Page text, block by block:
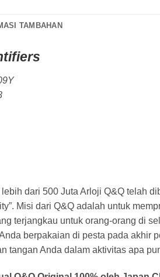
TAMBAHAN
dari 500 Juta Arloji Q&Q telah
Misi dari Q&Q adalah untuk
terjangkau untuk orang-orang di
berpakaian di pesta pada akhir
tangan Anda dalam aktivitas apa